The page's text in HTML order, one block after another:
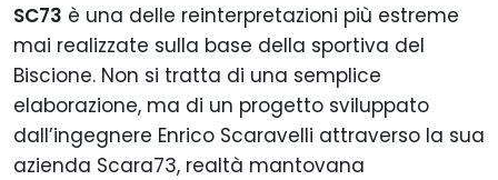
SC73 è una delle reinterpretazioni più estreme
mai realizzate sulla base della sportiva del
Biscione. Non si tratta di una semplice
elaborazione, ma di un progetto sviluppato
dall’ingegnere Enrico Scaravelli attraverso la sua
azienda Scara73, realtà mantovana